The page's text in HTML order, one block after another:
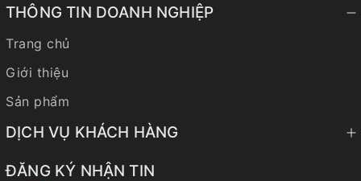
THÔNG TIN DOANH NGHIỆP
Trang chủ
Giới thiệu
Sản phẩm
DỊCH VỤ KHÁCH HÀNG
ĐĂNG KÝ NHẬN TIN